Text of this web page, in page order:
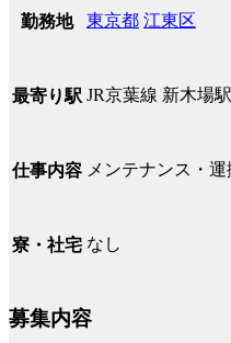
勤務地 東京都 江東区
最寄り駅 JR京葉線 新木場駅
仕事内容 メンテナンス・
寮・社宅 なし
募集内容